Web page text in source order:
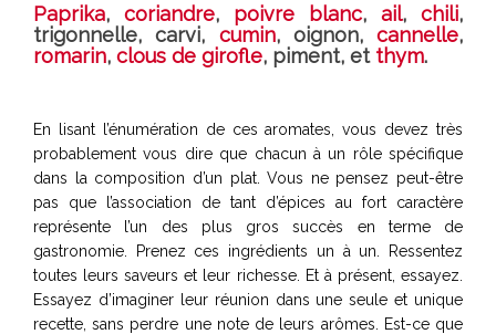
Paprika, coriandre, poivre blanc, ail, chili,
trigonnelle, carvi, cumin, oignon, cannelle,
romarin, clous de girofle, piment, et thym.
En lisant l’énumération de ces aromates, vous devez très
probablement vous dire que chacun à un rôle spécifique
dans la composition d’un plat. Vous ne pensez peut-être
pas que l’association de tant d’épices au fort caractère
représente l’un des plus gros succès en terme de
gastronomie. Prenez ces ingrédients un à un. Ressentez
toutes leurs saveurs et leur richesse. Et à présent, essayez.
Essayez d’imaginer leur réunion dans une seule et unique
recette, sans perdre une note de leurs arômes. Est-ce que